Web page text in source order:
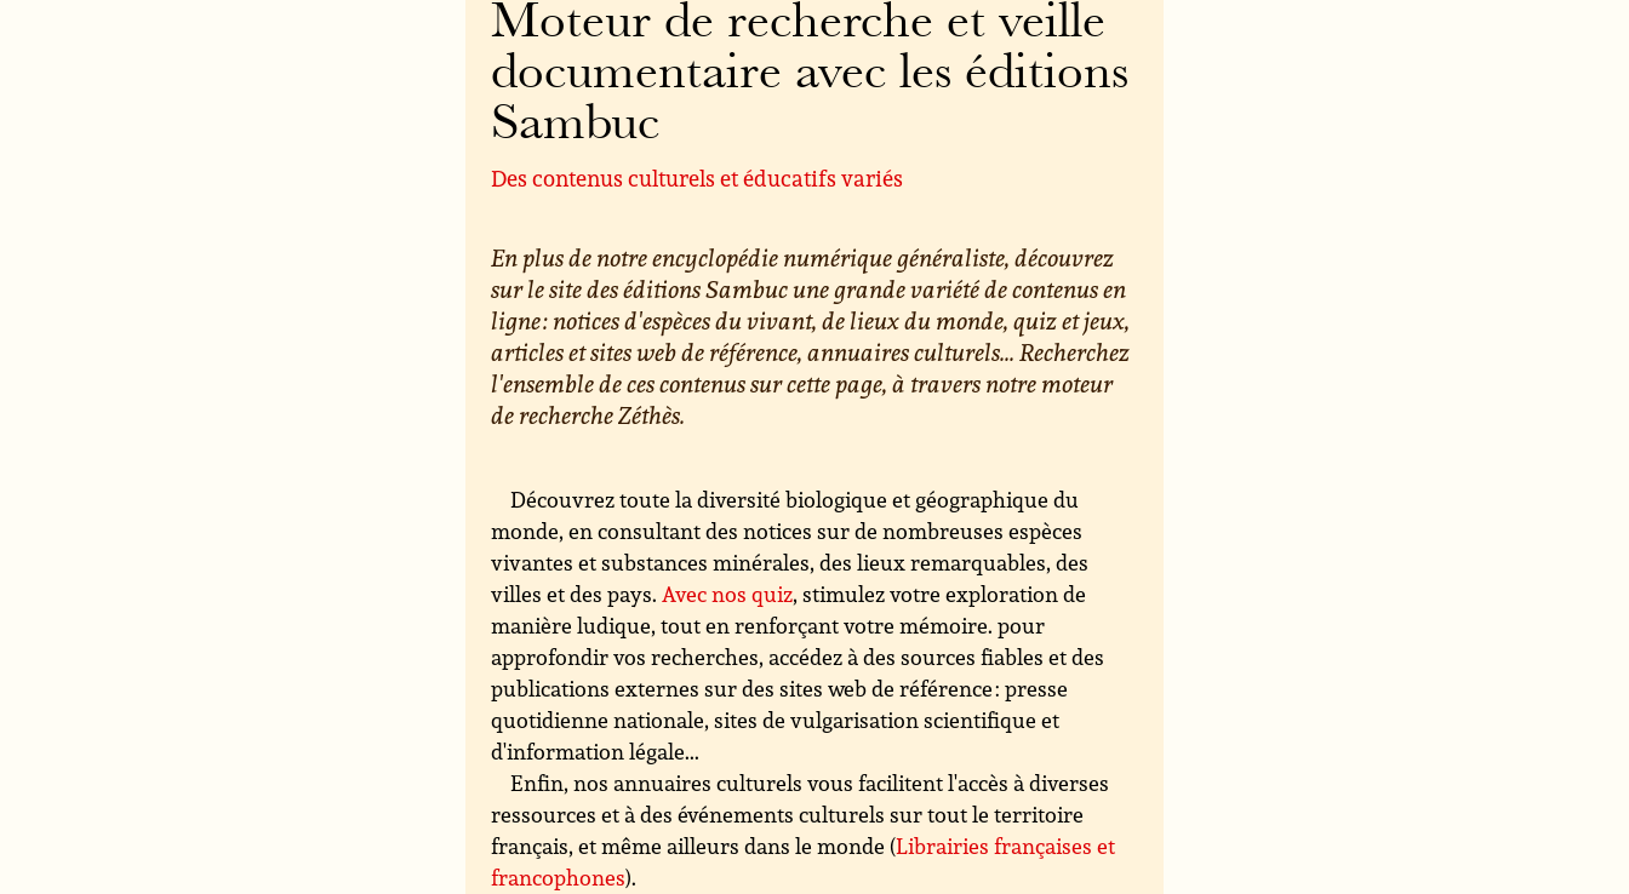
Moteur de recherche et veille
documentaire avec les éditions
Sambuc
Des contenus culturels et éducatifs variés
En plus de notre encyclopédie numérique généraliste, découvrez
sur le site des éditions Sambuc une grande variété de contenus en
ligne : notices d'espèces du vivant, de lieux du monde, quiz et jeux,
articles et sites web de référence, annuaires culturels... Recherchez
l'ensemble de ces contenus sur cette page, à travers notre moteur
de recherche Zéthès.
Découvrez toute la diversité biologique et géographique du
monde, en consultant des notices sur de nombreuses espèces
vivantes et substances minérales, des lieux remarquables, des
villes et des pays.Avec nos quiz, stimulez votre exploration de
manière ludique, tout en renforçant votre mémoire. pour
approfondir vos recherches, accédez à des sources fiables et des
publications externes sur des sites web de référence : presse
quotidienne nationale, sites de vulgarisation scientifique et
d'information légale...
Enfin, nos annuaires culturels vous facilitent l'accès à diverses
ressources et à des événements culturels sur tout le territoire
français, et même ailleurs dans le monde (Librairies françaises et
francophones).